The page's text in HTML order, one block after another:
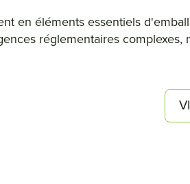
en éléments essentiels
réglementaires